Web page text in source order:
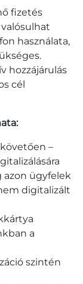
fizetés
használata,
hozzájárulás
cél
–
azon ügyfelek
digitalizált
a
szintén